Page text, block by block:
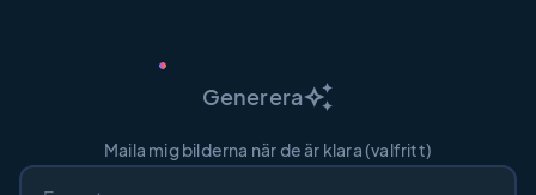
Genereraauto_awesome
Maila mig bilderna när de är klara (valfritt)